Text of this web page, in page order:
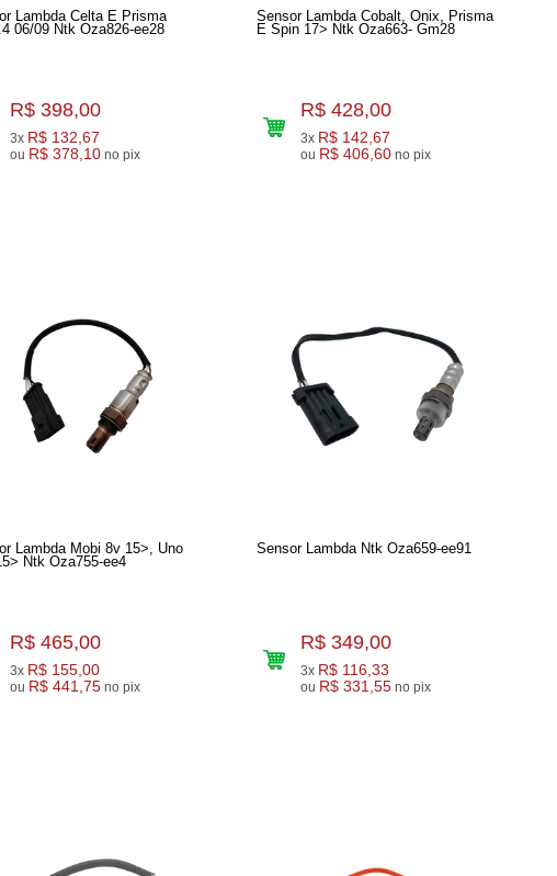
Lambda Celta E Prisma
06/09 Ntk Oza826-ee28
R$ 398,00
3x R$ 132,67
ou R$ 378,10 no pix
Sensor Lambda Cobalt, Onix, Prisma
E Spin 17> Ntk Oza663- Gm28
R$ 428,00
3x R$ 142,67
ou R$ 406,60 no pix
Lambda Mobi 8v 15>, Uno
Ntk Oza755-ee4
R$ 465,00
3x R$ 155,00
ou R$ 441,75 no pix
Sensor Lambda Ntk Oza659-ee91
R$ 349,00
3x R$ 116,33
ou R$ 331,55 no pix